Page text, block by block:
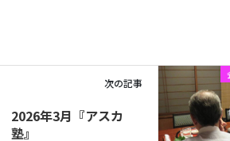
次の記事
2026年3月『アスカ
塾』